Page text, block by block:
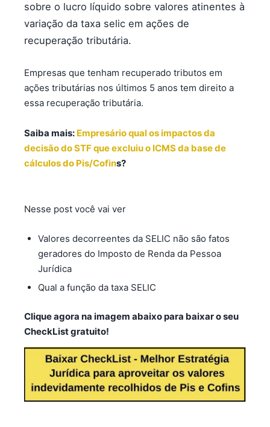
sobre o lucro líquido sobre valores atinentes à
variação da taxa selic em ações de
recuperação tributária.
Empresas que tenham recuperado tributos em
ações tributárias nos últimos 5 anos tem direito a
essa recuperação tributária.
Saiba mais: Empresário qual os impactos da
decisão do STF que excluiu o ICMS da base de
cálculos do Pis/Cofins?
Nesse post você vai ver
Valores decorreentes da SELIC não são fatos
geradores do Imposto de Renda da Pessoa
Jurídica
Qual a função da taxa SELIC
Clique agora na imagem abaixo para baixar o seu
CheckList gratuito!